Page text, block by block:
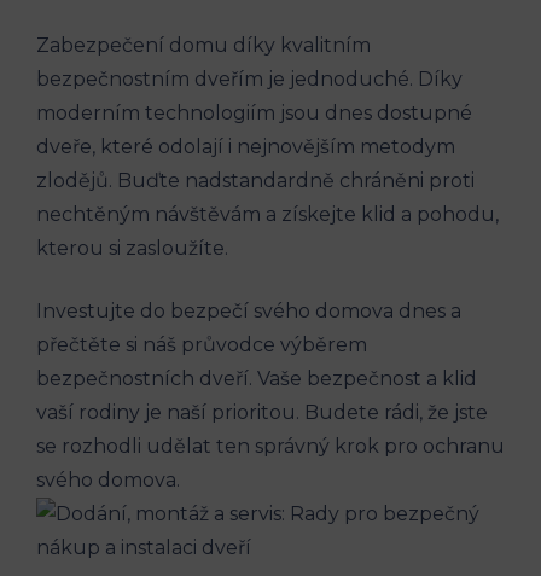
Zabezpečení domu díky kvalitním
bezpečnostním dveřím je jednoduché. Díky
moderním technologiím jsou dnes dostupné
dveře, které odolají i nejnovějším metodym
zlodějů. Buďte nadstandardně chráněni proti
nechtěným návštěvám a získejte klid a pohodu,
kterou si zasloužíte.
Investujte do bezpečí svého domova dnes a
přečtěte si náš průvodce výběrem
bezpečnostních dveří. Vaše bezpečnost a klid
vaší rodiny je naší prioritou. Budete rádi, že jste
se rozhodli udělat ten správný krok pro ochranu
svého domova.